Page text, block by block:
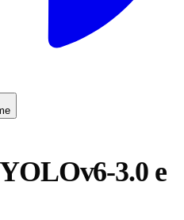
3.0 e